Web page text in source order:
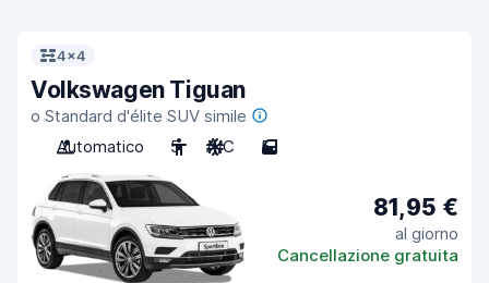
4x4
Volkswagen Tiguan
o Standard d'élite SUV simile
Automatico
5 A/C 5
81,95 €
al giorno
Cancellazione gratuita